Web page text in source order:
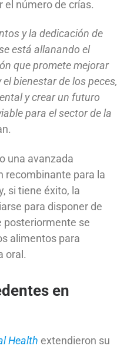
el número de crías.
y la dedicación de
está allanando el
que promete mejorar
bienestar de los peces,
y crear un futuro
para el sector de la
una avanzada
recombinante para la
si tiene éxito, la
para disponer de
posteriormente se
alimentos para
oral.
en
Health extendieron su